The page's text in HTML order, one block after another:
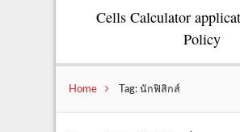
Cells Calculator
Policy
Home Tag: นักฟิสิกส์